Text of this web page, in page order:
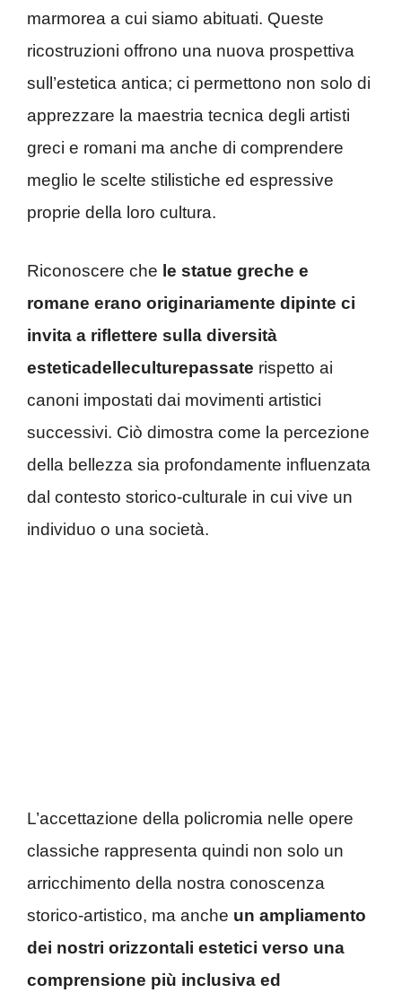
marmorea a cui siamo abituati. Queste
ricostruzioni offrono una nuova prospettiva
sull’estetica antica; ci permettono non solo di
apprezzare la maestria tecnica degli artisti
greci e romani ma anche di comprendere
meglio le scelte stilistiche ed espressive
proprie della loro cultura.
Riconoscere che le statue greche e
romane erano originariamente dipinte ci
invita a riflettere sulla diversità
esteticadelleculturepassate rispetto ai
canoni impostati dai movimenti artistici
successivi. Ciò dimostra come la percezione
della bellezza sia profondamente influenzata
dal contesto storico-culturale in cui vive un
individuo o una società.
L’accettazione della policromia nelle opere
classiche rappresenta quindi non solo un
arricchimento della nostra conoscenza
storico-artistico, ma anche un ampliamento
dei nostri orizzontali estetici verso una
comprensione più inclusiva ed